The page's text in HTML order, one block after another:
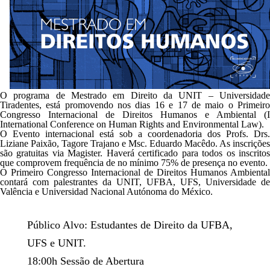
O programa de Mestrado em Direito da UNIT – Universidade
Tiradentes, está promovendo nos dias 16 e 17 de maio o Primeiro
Congresso Internacional de Direitos Humanos e Ambiental (I
International Conference on Human Rights and Environmental Law).
O Evento internacional está sob a coordenadoria dos Profs. Drs.
Liziane Paixão, Tagore Trajano e Msc. Eduardo Macêdo. As inscrições
são gratuitas viaMagister. Haverá certificado para todos os inscritos
que comprovem frequência de no mínimo 75% de presença no evento.
O Primeiro Congresso Internacional de Direitos Humanos Ambiental
contará com palestrantes da UNIT, UFBA, UFS, Universidade de
Valência e Universidad Nacional Autónoma do México.
Público Alvo: Estudantes de Direito da UFBA,
UFS e UNIT.
18:00h Sessão de Abertura